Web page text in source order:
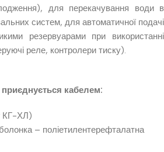
для перекачування води в
систем, для автоматичної подачі
резервуарами при використанні
реле, контролери тиску).
кабелем:
КГ-ХЛ)
– поліетилентерефталатна